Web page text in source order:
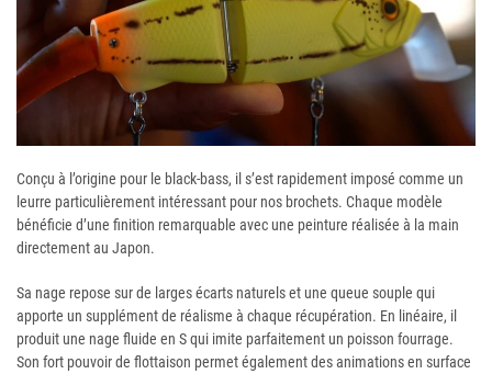
Conçu à l’origine pour le black-bass, il s’est rapidement imposé comme un
leurre particulièrement intéressant pour nos brochets. Chaque modèle
bénéficie d’une finition remarquable avec une peinture réalisée à la main
directement au Japon.
Sa nage repose sur de larges écarts naturels et une queue souple qui
apporte un supplément de réalisme à chaque récupération. En linéaire, il
produit une nage fluide en S qui imite parfaitement un poisson fourrage.
Son fort pouvoir de flottaison permet également des animations en surface